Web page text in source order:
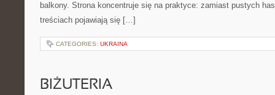
balkony. Strona koncentruje się na praktyce: zamiast pustych
treściach pojawiają się […]
CATEGORIES: UKRAINA
BIŻUTERIA